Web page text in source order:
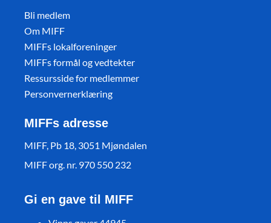
Bli medlem
Om MIFF
MIFFs lokalforeninger
MIFFs formål og vedtekter
Ressursside for medlemmer
Personvernerklæring
MIFFs adresse
MIFF, Pb 18, 3051 Mjøndalen
MIFF org. nr. 970 550 232
Gi en gave til MIFF